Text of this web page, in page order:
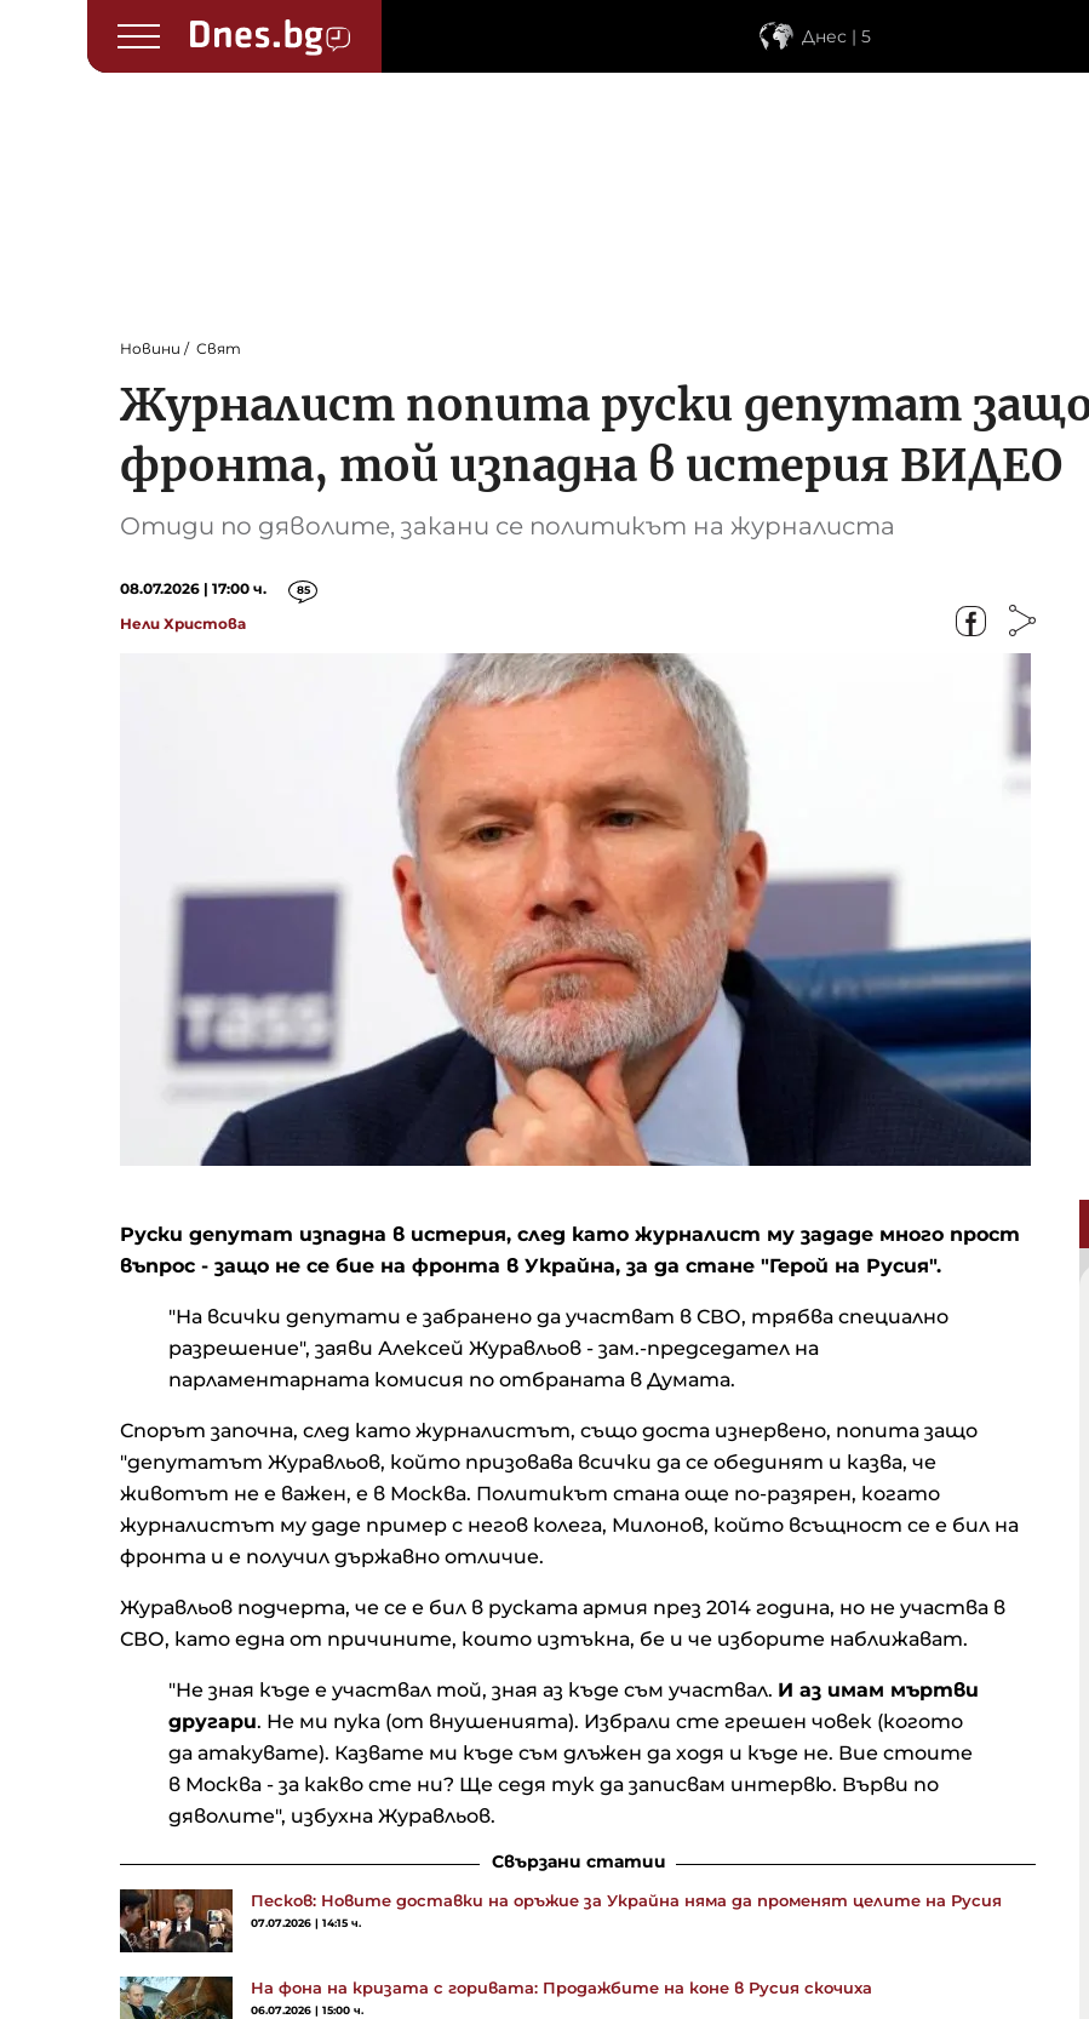
Днес | 5
Новини Свят
Журналист попита руски депутат защо
фронта, той изпадна в истерия ВИДЕО
Отиди по дяволите, закани се политикът на журналиста
08.07.2026 | 17:00 ч. 85
Нели Христова
Руски депутат изпадна в истерия, след като журналист му зададе много прост
въпрос - защо не се бие на фронта в Украйна, за да стане "Герой на Русия".
"На всички депутати е забранено да участват в СВО, трябва специално
разрешение", заяви Алексей Журавльов - зам.-председател на
парламентарната комисия по отбраната в Думата.
Спорът започна, след като журналистът, също доста изнервено, попита защо
"депутатът Журавльов, който призовава всички да се обединят и казва, че
животът не е важен, е в Москва. Политикът стана още по-разярен, когато
журналистът му даде пример с негов колега, Милонов, който всъщност се е бил на
фронта и е получил държавно отличие.
Журавльов подчерта, че се е бил в руската армия през 2014 година, но не участва в
СВО, като една от причините, които изтъкна, бе и че изборите наближават.
"Не зная къде е участвал той, зная аз къде съм участвал. И аз имам мъртви
другари. Не ми пука (от внушенията). Избрали сте грешен човек (когото
да атакувате). Казвате ми къде съм длъжен да ходя и къде не. Вие стоите
в Москва - за какво сте ни? Ще седя тук да записвам интервю. Върви по
дяволите", избухна Журавльов.
Свързани статии
Песков: Новите доставки на оръжие за Украйна няма да променят целите на Русия
07.07.2026 | 14:15 ч.
На фона на кризата с горивата: Продажбите на коне в Русия скочиха
06.07.2026 | 15:00 ч.